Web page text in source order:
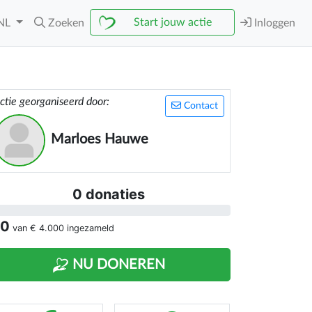
Zoeken Start jouw actie Inloggen
Contact
georganiseerd door:
Marloes Hauwe
0 donaties
van € 4.000 ingezameld
NU DONEREN